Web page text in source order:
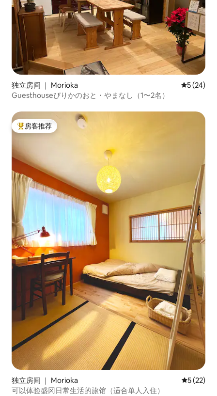
独立房间 ｜ Morioka 平均评分
5 (24)
Guesthouseぴりかのおと・やまなし（1〜2名）
热门「房客推荐」
房客推荐
独立房间 ｜ Morioka 平均评分
5 (22)
可以体验盛冈日常生活的旅馆（适合单人入住）